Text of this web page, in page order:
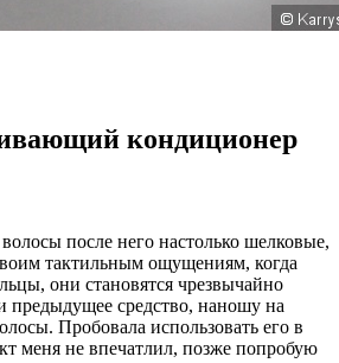
кондиционер
после него настолько шелковые,
тактильным ощущениям, когда
они становятся чрезвычайно
предыдущее средство, наношу на
Пробовала использовать его в
меня не впечатлил, позже попробую